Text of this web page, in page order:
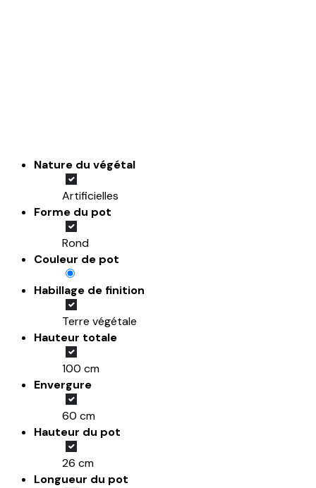
Nature du végétal
Artificielles
Forme du pot
Rond
Couleur de pot
Habillage de finition
Terre végétale
Hauteur totale
100 cm
Envergure
60 cm
Hauteur du pot
26 cm
Longueur du pot